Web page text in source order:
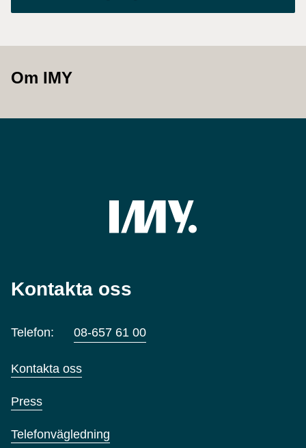
Om IMY
Kontakta oss
Telefon: 08-657 61 00
Kontakta oss
Press
Telefonvägledning